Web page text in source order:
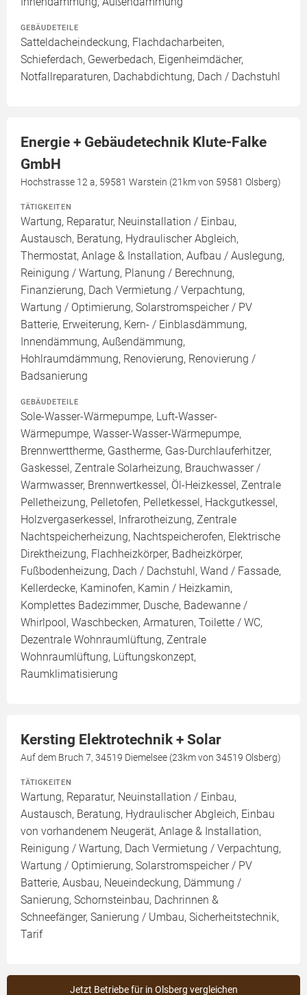
GEBÄUDETEILE
Satteldacheindeckung, Flachdacharbeiten,
Schieferdach, Gewerbedach, Eigenheimdächer,
Notfallreparaturen, Dachabdichtung, Dach / Dachstuhl
Energie + Gebäudetechnik Klute-Falke
GmbH
Hochstrasse 12 a, 59581 Warstein (21km von 59581 Olsberg)
TÄTIGKEITEN
Wartung, Reparatur, Neuinstallation / Einbau,
Austausch, Beratung, Hydraulischer Abgleich,
Thermostat, Anlage & Installation, Aufbau / Auslegung,
Reinigung / Wartung, Planung / Berechnung,
Finanzierung, Dach Vermietung / Verpachtung,
Wartung / Optimierung, Solarstromspeicher / PV
Batterie, Erweiterung, Kern- / Einblasdämmung,
Innendämmung, Außendämmung,
Hohlraumdämmung, Renovierung, Renovierung /
Badsanierung
GEBÄUDETEILE
Sole-Wasser-Wärmepumpe, Luft-Wasser-
Wärmepumpe, Wasser-Wasser-Wärmepumpe,
Brennwerttherme, Gastherme, Gas-Durchlauferhitzer,
Gaskessel, Zentrale Solarheizung, Brauchwasser /
Warmwasser, Brennwertkessel, Öl-Heizkessel, Zentrale
Pelletheizung, Pelletofen, Pelletkessel, Hackgutkessel,
Holzvergaserkessel, Infrarotheizung, Zentrale
Nachtspeicherheizung, Nachtspeicherofen, Elektrische
Direktheizung, Flachheizkörper, Badheizkörper,
Fußbodenheizung, Dach / Dachstuhl, Wand / Fassade,
Kellerdecke, Kaminofen, Kamin / Heizkamin,
Komplettes Badezimmer, Dusche, Badewanne /
Whirlpool, Waschbecken, Armaturen, Toilette / WC,
Dezentrale Wohnraumlüftung, Zentrale
Wohnraumlüftung, Lüftungskonzept,
Raumklimatisierung
Kersting Elektrotechnik + Solar
Auf dem Bruch 7, 34519 Diemelsee (23km von 34519 Olsberg)
TÄTIGKEITEN
Wartung, Reparatur, Neuinstallation / Einbau,
Austausch, Beratung, Hydraulischer Abgleich, Einbau
von vorhandenem Neugerät, Anlage & Installation,
Reinigung / Wartung, Dach Vermietung / Verpachtung,
Wartung / Optimierung, Solarstromspeicher / PV
Batterie, Ausbau, Neueindeckung, Dämmung /
Sanierung, Schornsteinbau, Dachrinnen &
Schneefänger, Sanierung / Umbau, Sicherheitstechnik,
Tarif
Jetzt Betriebe für in Olsberg vergleichen